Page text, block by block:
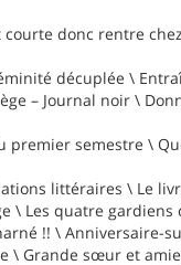
donc rentre
décuplée \
– Journal noir \
premier semestre \
littéraires \ Le
\ Les quatre
!! \ Anniversaire-
Grande sœur et